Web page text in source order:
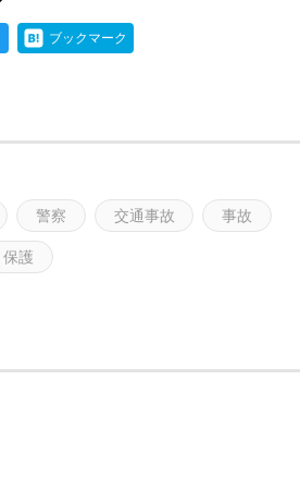
ブックマーク
警察 交通事故 事故
保護